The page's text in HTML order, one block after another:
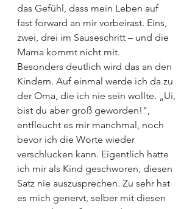
das Gefühl, dass mein Leben auf
fast forward an mir vorbeirast. Eins,
zwei, drei im Sauseschritt – und die
Mama kommt nicht mit.
Besonders deutlich wird das an den
Kindern. Auf einmal werde ich da zu
der Oma, die ich nie sein wollte. „Ui,
bist du aber groß geworden!“,
entfleucht es mir manchmal, noch
bevor ich die Worte wieder
verschlucken kann. Eigentlich hatte
ich mir als Kind geschworen, diesen
Satz nie auszusprechen. Zu sehr hat
es mich genervt, selber mit diesen